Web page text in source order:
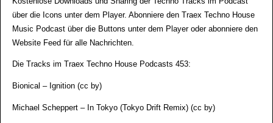
über die Icons unter dem Player. Abonniere den Traex Techno House
Music Podcast über die Buttons unter dem Player oder abonniere den
Website Feed für alle Nachrichten.
Die Tracks im Traex Techno House Podcasts 453:
Bionical – Ignition (cc by)
Michael Scheppert – In Tokyo (Tokyo Drift Remix) (cc by)